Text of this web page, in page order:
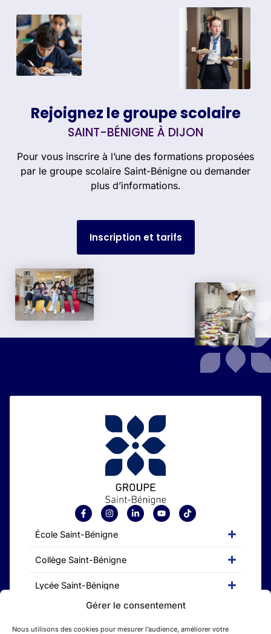
Gérer le consentement
Nous utilisons des cookies pour mesurer l’audience, améliorer votre
Rejoignez le groupe scolaire
SAINT-BÉNIGNE À DIJON
Pour vous inscrire à l’une des formations proposées
par le groupe scolaire Saint-Bénigne ou demander
plus d’informations.
Inscription et tarifs
École Saint-Bénigne
Collège Saint-Bénigne
Lycée Saint-Bénigne
CFA Saint-Bénigne